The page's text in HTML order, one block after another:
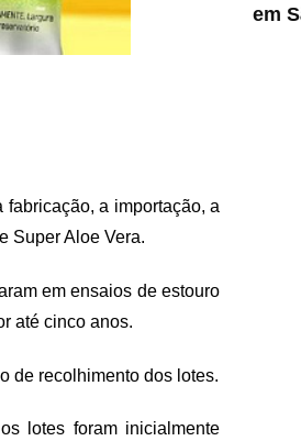
a importação, a
Super Aloe Vera.
em ensaios de estouro
até cinco anos.
de recolhimento dos lotes.
lotes foram inicialmente
em